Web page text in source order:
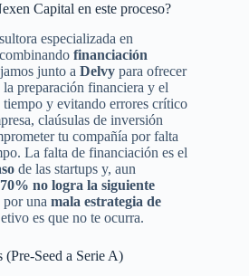
Capital en este proceso?
especializada en
financiación
junto a Delvy para ofrecer
preparación financiera y el
y evitando errores crítico
claúsulas de inversión
tu compañía por falta
La falta de financiación es el
de las startups y, aun
70% no logra la siguiente
una mala estrategia de
es que no te ocurra.
(Pre-Seed a Serie A)